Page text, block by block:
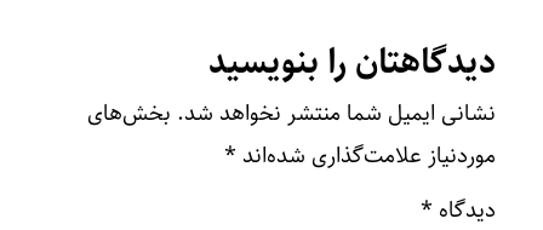
دیدگاهتان را بنویسید
نشانی ایمیل شما منتشر نخواهد شد. بخش‌های
موردنیاز علامت‌گذاری شده‌اند *
دیدگاه *